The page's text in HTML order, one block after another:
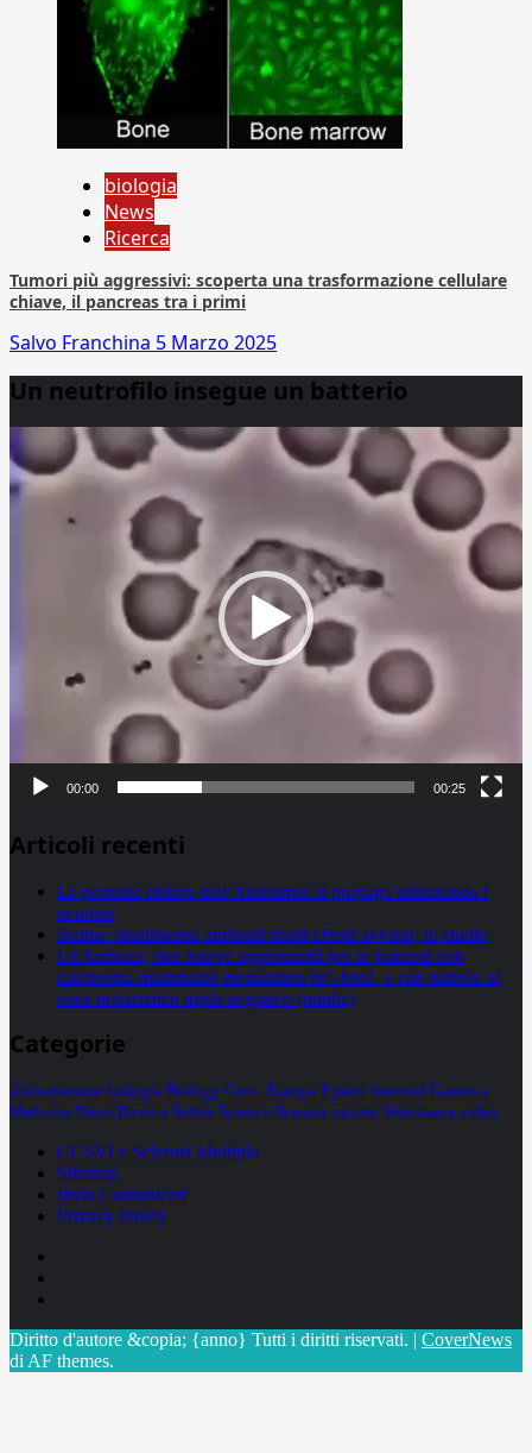
biologia
News
Ricerca
Tumori più aggressivi: scoperta una trasformazione cellulare
chiave, il pancreas tra i primi
Salvo Franchina 5 Marzo 2025
Un neutrofilo insegue un batterio
Player
00:00 00:25
Articoli recenti
La proteina chiave dell’Alzheimer si propaga utilizzando i
neuroni
Statine: inutilmente attribuiti molti effetti avversi, lo studio
Un farmaco, due nuove opportunità per le pazienti con
carcinoma mammario metastatico hr+/her2- e con tumore al
seno metastatico triplo negativo (mtnbc)
Categorie
alimentazione biologia Biology Com. Stampa Epatiti featured Genetica
Medicina News Ricerca Salute Science Scienza vaccini Veterinaria video
CCSVI e Sclerosi Multipla
Sitemap
Invia Comunicati
Privacy Policy
Diritto d'autore &copia; {anno} Tutti i diritti riservati. | CoverNews
di AF themes.